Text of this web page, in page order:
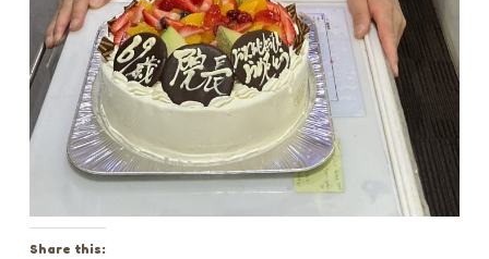
Share this: